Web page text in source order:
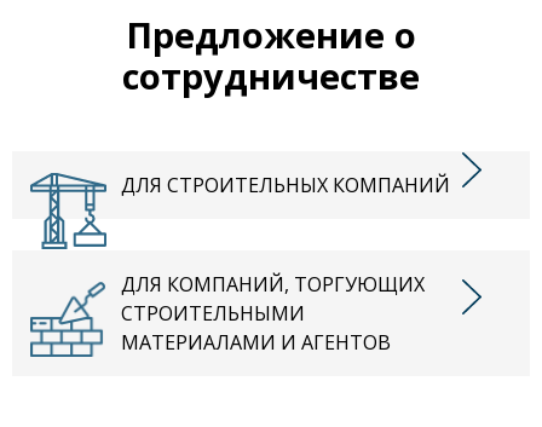
Предложение о
сотрудничестве
ДЛЯ СТРОИТЕЛЬНЫХ КОМПАНИЙ
ДЛЯ КОМПАНИЙ, ТОРГУЮЩИХ
СТРОИТЕЛЬНЫМИ
МАТЕРИАЛАМИ И АГЕНТОВ